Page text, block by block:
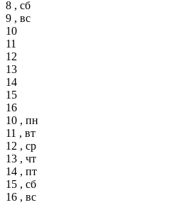
8 , сб
9 , вс
10
11
12
13
14
15
16
10 , пн
11 , вт
12 , ср
13 , чт
14 , пт
15 , сб
16 , вс